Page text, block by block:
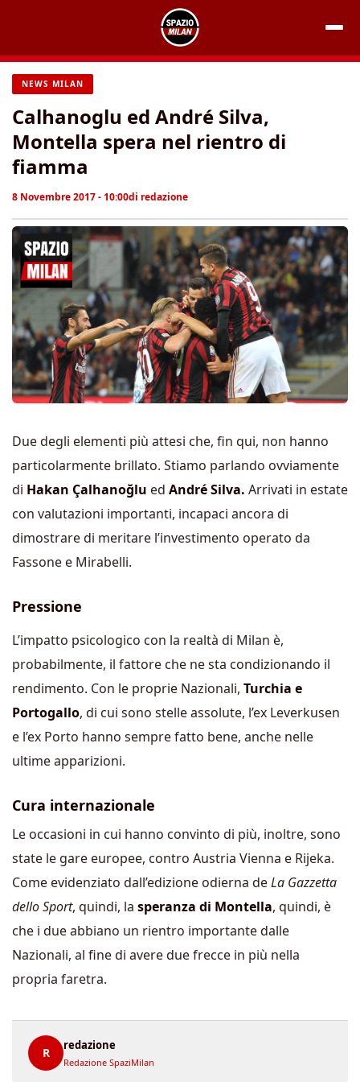
contenuto
NEWS MILAN
Calhanoglu ed André Silva,
Montella spera nel rientro di
fiamma
8 Novembre 2017 - 10:00di redazione
Due degli elementi più attesi che, fin qui, non hanno
particolarmente brillato. Stiamo parlando ovviamente
di Hakan Çalhanoğlu ed André Silva. Arrivati in estate
con valutazioni importanti, incapaci ancora di
dimostrare di meritare l’investimento operato da
Fassone e Mirabelli.
Pressione
L’impatto psicologico con la realtà di Milan è,
probabilmente, il fattore che ne sta condizionando il
rendimento. Con le proprie Nazionali, Turchia e
Portogallo, di cui sono stelle assolute, l’ex Leverkusen
e l’ex Porto hanno sempre fatto bene, anche nelle
ultime apparizioni.
Cura internazionale
Le occasioni in cui hanno convinto di più, inoltre, sono
state le gare europee, contro Austria Vienna e Rijeka.
Come evidenziato dall’edizione odierna deLa Gazzetta
dello Sport, quindi, la speranza di Montella, quindi, è
che i due abbiano un rientro importante dalle
Nazionali, al fine di avere due frecce in più nella
propria faretra.
R
redazione
Redazione SpaziMilan